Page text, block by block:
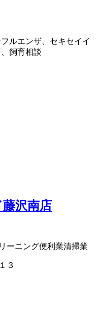
ルエンザ、セキセイイ
飼育相談
沢南店
ーニング便利業清掃業
３